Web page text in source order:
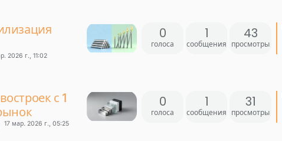
2026 г., 11:02
0
голоса
1
сообщения
43
просмотры
с 1
17 мар. 2026 г., 05:25
0
голоса
1
сообщения
31
просмотры